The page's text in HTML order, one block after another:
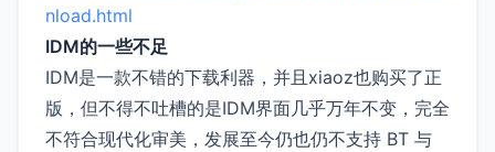
nload.html
IDM的一些不足
IDM是一款不错的下载利器，并且xiaoz也购买了正
版，但不得不吐槽的是IDM界面几乎万年不变，完全
不符合现代化审美，发展至今仍也仍不支持 BT 与